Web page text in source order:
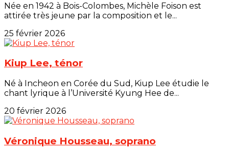
Née en 1942 à Bois-Colombes, Michèle Foison est
attirée très jeune par la composition et le...
25 février 2026
Kiup Lee, ténor
Né à Incheon en Corée du Sud, Kiup Lee étudie le
chant lyrique à l’Université Kyung Hee de...
20 février 2026
Véronique Housseau, soprano